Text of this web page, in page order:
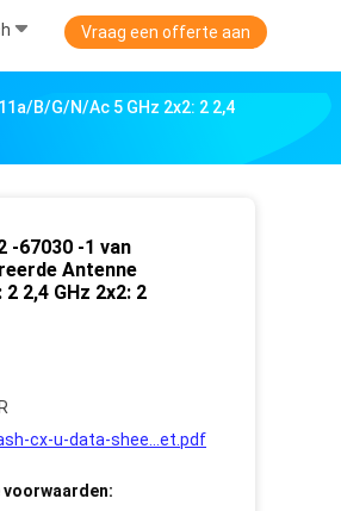
Vraag een offerte aan
b/g/n/ac 5 GHz 2x2: 2 2,4
-67030 -1 van
Antenne
2,4 GHz 2x2: 2
cx-u-data-shee...et.pdf
voorwaarden: